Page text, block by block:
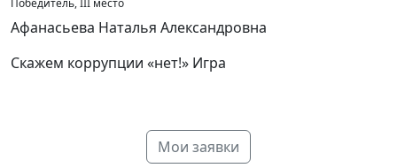
Победитель, III место
Афанасьева Наталья Александровна
Скажем коррупции «нет!» Игра
Мои заявки